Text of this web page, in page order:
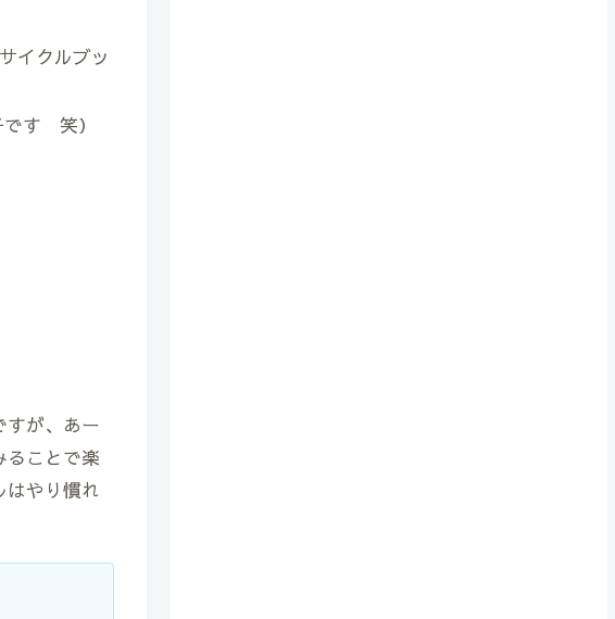
イクルブッ
す 笑）
すが、あー
ることで楽
やり慣れ